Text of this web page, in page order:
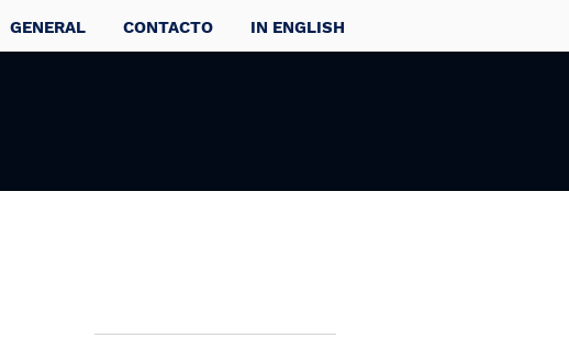
GENERAL CONTACTO IN ENGLISH